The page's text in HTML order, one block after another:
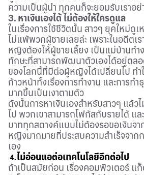
ความเป็นผู้นำ ทุกคนก็จะยอมรับเราอ
3. หาเงินเองได้ ไม่ต้องให้ใครดูแล
ในเรื่องการใช้ชีวิตนั้น สาวๆ ยุคใหม่ดูเ
ไม่แพ้พวกผู้ชายเลยล่ะ เพราะในอดีตเ
หญิงต้องให้ผู้ชายเลี้ยง เป็นแม่บ้านทำ
ทักษะที่สามารถพัฒนาตัวเองได้อยู่ตล
ของโลกนี้ที่มีต่อผู้หญิงได้เปลี่ยนไป ทำ
ก้าวหน้าทั้งเรื่องการทำงาน และการท
มากขึ้นเป็นเงาตามตัว
ดังนั้นการหาเงินเองสำหรับสาวๆ แล้ว
ไป พวกเขาสามารถโฟกัสกับรายได้ แ
บาททุกสตางค์แบบไม่ต้องรอขอเงินจา
หญิงมากมายที่ประสบความสำเร็จจา
เอง
4.ไม่อ่อนแอต่อเทคโนโลยีอีกต่อไป
ถ้าเป็นสมัยก่อน เรื่องคอมพิวเตอร์ แ